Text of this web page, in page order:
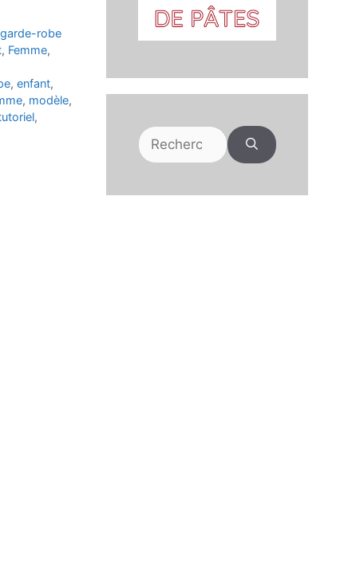
robe
, Femme,
, enfant,
, modèle,
,
Rechercher :